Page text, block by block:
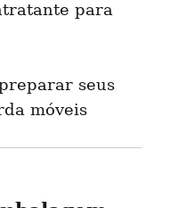
para
seus
móveis